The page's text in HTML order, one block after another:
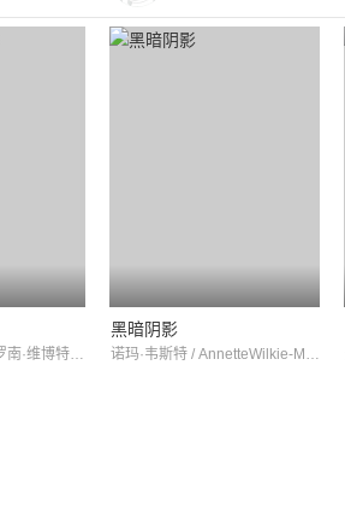
理查德·E·格兰特 / 罗南·维博特 / 杰拉德·墨菲
黑暗阴影
诺玛·韦斯特 / AnnetteWilkie-Miller / 乔安娜·大卫